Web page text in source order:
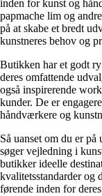
inden for kunst og
papmache lim og
på at skabe et bredt
kunstneres behov og
Butikken har et godt
deres omfattende
også inspirerende
kunder. De er
håndværkere og
Så uanset om du er
søger vejledning i
butikker ideelle
kvalitetsstandarder og
førende inden for